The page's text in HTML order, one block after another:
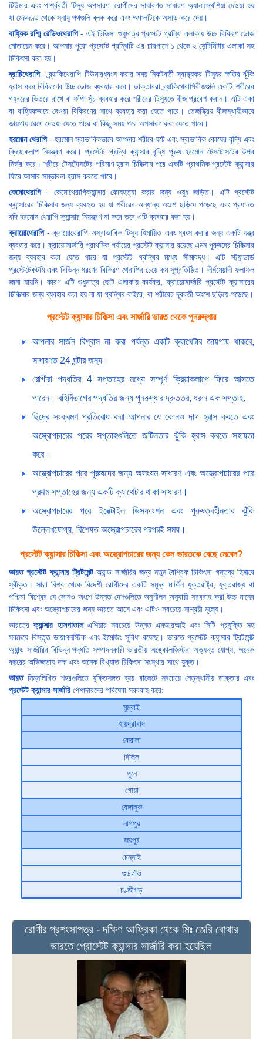
টিউমার এবং পার্শ্ববর্তী টিস্যু অপসারণ. রোগীদের সাধারণত সাধারণ অ্যানাস্থেশিয়া দেওয়া হয়
যা মেরুদণ্ড থেকে স্নায়ু পথগুলি ব্লক করে এবং অঞ্চলটিকে অসাড় করে দেয়।
বাহ্যিক রশ্মি রেডিওথেরাপি- এই চিকিত্সা শুধুমাত্র প্রস্টেট গ্রন্থি এলাকায় উচ্চ বিকিরণ ডোজ
মোতায়েন করে। আপনার পুরো প্রস্টেট গ্রন্থিটি এর চারপাশে ১ থেকে ২ সেন্টিমিটার এলাকা সহ
চিকিৎসা করা হয়।
ব্রাচিথেরাপি- ব্র্যাকিথেরাপি টিউমারধ্বংস করার সময় নিকটবর্তী স্বাস্থ্যকর টিস্যুর ক্ষতির ঝুঁকি
হ্রাস করে বিকিরণের উচ্চ ডোজ ব্যবহার করে। ডাক্তাররা ব্র্যাকিথেরাপিবীজগুলি একটি শরীরের
গহ্বরের ভিতরে রাখে বা ফাঁপা সূঁচ ব্যবহার করে শরীরের টিস্যুতে বীজ প্রবেশ করান। এটি একা
বা বাহ্যিকভাবে দেওয়া বিকিরণের সাথে ব্যবহার করা যেতে পারে। তেজস্ক্রিয় বীজস্থায়ীভাবে
জায়গায় রেখে দেওয়া যেতে পারে বা কিছু সময় পরে অপসারণ করা যেতে পারে।
হরমোন থেরাপি- হরমোন স্বাভাবিকভাবে আপনার শরীরে ঘটে এবং স্বাভাবিক কোষের বৃদ্ধি এবং
ক্রিয়াকলাপ নিয়ন্ত্রণ করে। প্রস্টেট গ্রন্থি ক্যান্সার বৃদ্ধি পুরুষ হরমোন টেসটোসটের উপর
নির্ভর করে। শরীরে টেসটোসটের পরিমাণ হ্রাস চিকিত্সার পরে একটি প্রাথমিক প্রস্টেট ক্যান্সার
ফিরে আসার সম্ভাবনা হ্রাস করতে পারে।
কেমোথেরাপি- কেমোথেরাপিক্যান্সার কোষহত্যা করার জন্য ওষুধ জড়িত। এটি প্রস্টেট
ক্যান্সারের চিকিত্সার জন্য ব্যবহৃত হয় যা শরীরের অন্যান্য অংশে ছড়িয়ে পড়েছে এবং প্রধানত
যদি হরমোন থেরাপি ক্যান্সার নিয়ন্ত্রণ না করে তবে এটি ব্যবহার করা হয়।
ক্রায়োথেরাপি- ক্রায়োথেরাপি অস্বাভাবিক টিস্যু হিমায়িত এবং ধ্বংস করার জন্য একটি যন্ত্র
ব্যবহার করে। ক্রায়োসার্জারি প্রাথমিক পর্যায়ের প্রস্টেট ক্যান্সার রয়েছে এমন পুরুষদের চিকিত্সার
জন্য ব্যবহার করা যেতে পারে যা প্রস্টেট গ্রন্থির মধ্যে সীমাবদ্ধ। এটি স্ট্যান্ডার্ড
প্রস্টেটেকটমি এবং বিভিন্ন ধরণের বিকিরণ থেরাপির চেয়ে কম সুপ্রতিষ্ঠিত। দীর্ঘমেয়াদী ফলাফল
জানা যায়নি। কারণ এটি শুধুমাত্র ছোট এলাকায় কার্যকর, ক্রায়োসার্জারি প্রস্টেট ক্যান্সারের
চিকিত্সার জন্য ব্যবহার করা হয় না যা গ্রন্থির বাইরে, বা শরীরের দূরবর্তী অংশে ছড়িয়ে পড়েছে।
প্রস্টেট ক্যান্সার চিকিত্সা এবং সার্জারি ভারত থেকে পুনরুদ্ধার
আপনার সার্জন বিশ্বাস না করা পর্যন্ত একটি ক্যাথেটার জায়গায় থাকবে,
সাধারণত 24 ঘন্টার জন্য।
রোগীরা পদ্ধতির 4 সপ্তাহের মধ্যে সম্পূর্ণ ক্রিয়াকলাপে ফিরে আসতে
পারেন। বহির্বিভাগের পদ্ধতির জন্য পুনরুদ্ধার দ্রুততর, ধরুন এক সপ্তাহ.
ছিদ্রে সংক্রমণ প্রতিরোধ করা আপনার যে কোনও দাগ হ্রাস করতে এবং
অস্ত্রোপচারের পরের সপ্তাহগুলিতে জটিলতার ঝুঁকি হ্রাস করতে সহায়তা
করে।
অস্ত্রোপচারের পরে পুরুষদের জন্য অসংযম সাধারণ এবং অস্ত্রোপচারের পরে
প্রথম সপ্তাহের জন্য একটি ক্যাথেটার থাকা সাধারণ।
অস্ত্রোপচারের পরে ইরেক্টাইল ডিসফাংশন এবং পুরুষত্বহীনতার ঝুঁকি
উল্লেখযোগ্য, বিশেষত অস্ত্রোপচারের পরপরই সময়।
প্রস্টেট ক্যান্সার চিকিত্সা এবং অস্ত্রোপচারের জন্য কেন ভারতকে বেছে নেবেন?
ভারত প্রস্টেট ক্যান্সার ট্রিটমেন্টঅ্যান্ড সার্জারির জন্য নতুন বৈশ্বিক চিকিৎসা গন্তব্য হিসাবে
স্বীকৃত। সারা বিশ্ব থেকে বিদেশী রোগীদের একটি সমুদ্র মার্কিন যুক্তরাষ্ট্র, যুক্তরাজ্য বা
পশ্চিমা বিশ্বের যে কোনও অংশে উন্নত দেশগুলিতে অনুশীলন অনুযায়ী সরবরাহ করা উচ্চ মানের
চিকিৎসা এবং অস্ত্রোপচারের জন্য ভারতে আসে এবং এটিও সবচেয়ে সাশ্রয়ী মূল্যে।
ভারতেরক্যান্সার হাসপাতালএশিয়ার সবচেয়ে উন্নত এমআরআই এবং সিটি প্রযুক্তি সহ
সবচেয়ে বিস্তৃত ডায়াগনস্টিক এবং ইমেজিং সুবিধা রয়েছে। ভারতে প্রস্টেট ক্যান্সার ট্রিটমেন্ট
অ্যান্ড সার্জারির বিভিন্ন পদ্ধতি সম্পাদনকারী ভারতীয় অঙ্কোলজিস্টরা অত্যন্ত যোগ্য, অনেক
বছরের অভিজ্ঞতায় দক্ষ এবং অনেক বিখ্যাত চিকিৎসা সংস্থার সাথে যুক্ত।
ভারতনিম্নলিখিত শহরগুলিতে যুক্তিসঙ্গত ব্যয় বাজেটে সবচেয়ে নেতৃস্থানীয় ডাক্তার এবং
প্রস্টেট ক্যান্সার সার্জারি পেশাদারদের পরিষেবা সরবরাহ করে:
মুম্বাই
হায়দ্রাবাদ
কেরালা
দিল্লি
পুনে
গোয়া
বেঙ্গালুরু
নাগপুর
জয়পুর
চেন্নাই
গুড়গাঁও
চণ্ডীগড়
রোগীর প্রশংসাপত্র - দক্ষিণ আফ্রিকা থেকে মিঃ জেরি বোথার
ভারতে প্রোস্টেট ক্যান্সার সার্জারি করা হয়েছিল